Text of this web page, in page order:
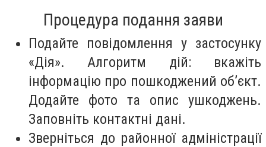
Процедура подання заяви
Подайте повідомлення у застосунку
«Дія». Алгоритм дій: вкажіть
інформацію про пошкоджений об’єкт.
Додайте фото та опис ушкоджень.
Заповніть контактні дані.
Зверніться до районної адміністрації